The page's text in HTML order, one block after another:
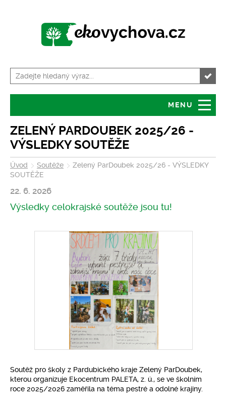
MENU
Úvod
Tiskové zprávy
Volná místa
Granty
Kalendář akcí
Zajímavosti
Pro klima
ZELENÝ PARDOUBEK 2025/26 -
VÝSLEDKY SOUTĚŽE
Úvod Soutěže
Zelený ParDoubek 2025/26 - VÝSLEDKY
SOUTĚŽE
22. 6. 2026
Výsledky celokrajské soutěže jsou tu!
Soutěž pro školy z Pardubického kraje Zelený ParDoubek,
kterou organizuje Ekocentrum PALETA, z. ú., se ve školním
roce 2025/2026 zaměřila na téma pestré a odolné krajiny.